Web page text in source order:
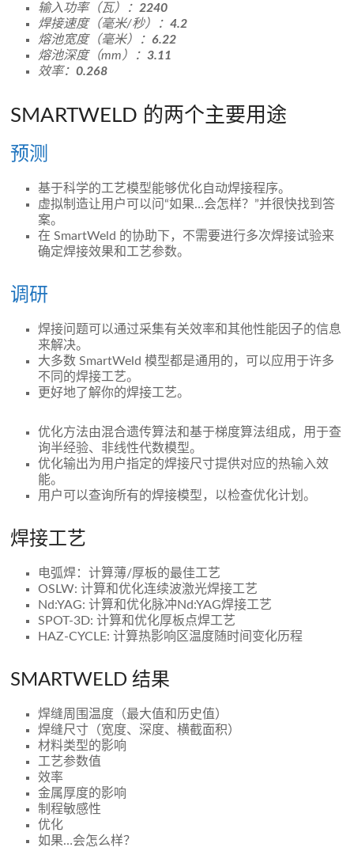
输入功率（瓦）： 2240
焊接速度（毫米/秒）：4.2
熔池宽度（毫米）： 6.22
熔池深度（mm）：3.11
效率：0.268
SMARTWELD 的两个主要用途
预测
基于科学的工艺模型能够优化自动焊接程序。
虚拟制造让用户可以问“如果…会怎样？”并很快找到答
案。
在 SmartWeld 的协助下，不需要进行多次焊接试验来
确定焊接效果和工艺参数。
调研
焊接问题可以通过采集有关效率和其他性能因子的信息
来解决。
大多数 SmartWeld 模型都是通用的，可以应用于许多
不同的焊接工艺。
更好地了解你的焊接工艺。
优化方法由混合遗传算法和基于梯度算法组成，用于查
询半经验、非线性代数模型。
优化输出为用户指定的焊接尺寸提供对应的热输入效
能。
用户可以查询所有的焊接模型，以检查优化计划。
焊接工艺
电弧焊：计算薄/厚板的最佳工艺
OSLW: 计算和优化连续波激光焊接工艺
Nd:YAG: 计算和优化脉冲Nd:YAG焊接工艺
SPOT-3D: 计算和优化厚板点焊工艺
HAZ-CYCLE: 计算热影响区温度随时间变化历程
SMARTWELD 结果
焊缝周围温度（最大值和历史值）
焊缝尺寸（宽度、深度、横截面积）
材料类型的影响
工艺参数值
效率
金属厚度的影响
制程敏感性
优化
如果…会怎么样？